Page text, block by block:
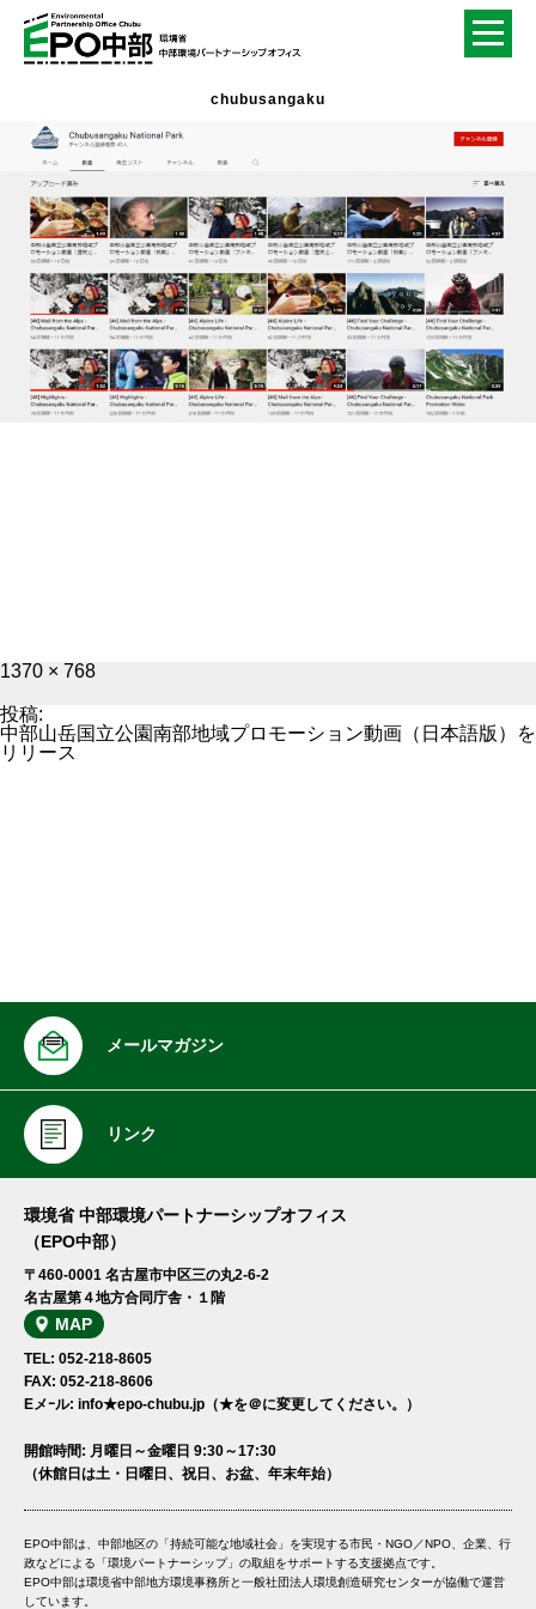
chubusangaku
フ
サ
イ
ズ
1370 × 768
投稿:
中部山岳国立公園南部地域プロモーション動画（日本語版）を
リリース
メールマガジン
リンク
環境省 中部環境パートナーシップオフィス
（EPO中部）
〒460-0001 名古屋市中区三の丸2-6-2
名古屋第４地方合同庁舎・１階
MAP
TEL: 052-218-8605
FAX: 052-218-8606
Eメｰル: info★epo-chubu.jp（★を＠に変更してください。）
開館時間: 月曜日～金曜日 9:30～17:30
（休館日は土・日曜日、祝日、お盆、年末年始）
EPO中部は、中部地区の「持続可能な地域社会」を実現する市民・NGO／NPO、企業、行
政などによる「環境パートナーシップ」の取組をサポートする支援拠点です。
EPO中部は環境省中部地方環境事務所と一般社団法人環境創造研究センターが協働で運営
しています。